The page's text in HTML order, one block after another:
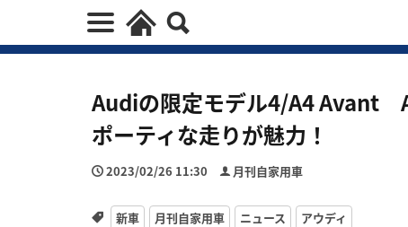
Audiの限定モデル4/A4 Avant
ポーティな走りが魅力！
2023/02/26 11:30 月刊自家用車
新車 月刊自家用車 ニュース アウディ